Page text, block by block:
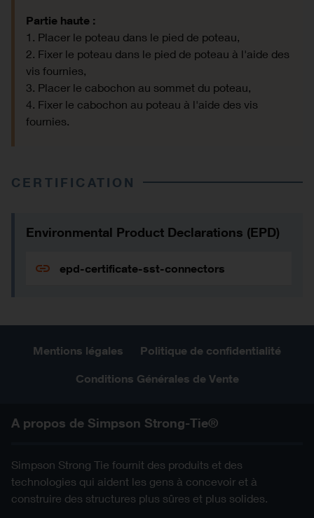
Partie haute :
1. Placer le poteau dans le pied de poteau,
2. Fixer le poteau dans le pied de poteau à l'aide des
vis fournies,
3. Placer le cabochon au sommet du poteau,
4. Fixer le cabochon au poteau à l'aide des vis
fournies.
CERTIFICATION
Environmental Product Declarations (EPD)
epd-certificate-sst-connectors
Mentions légales Politique de confidentialité
Conditions Générales de Vente
A propos de Simpson Strong-Tie®
Simpson Strong Tie fournit des produits et des
technologies qui aident les gens à concevoir et à
construire des structures plus sûres et plus solides.